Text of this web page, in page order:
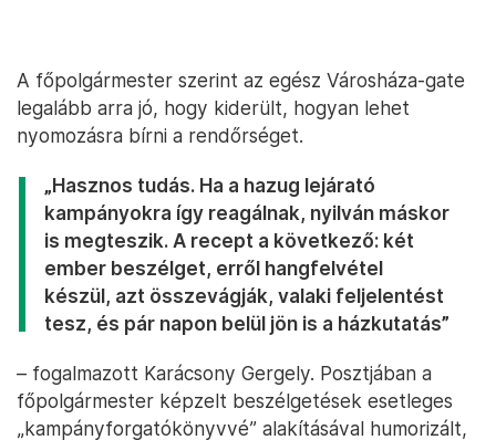
A főpolgármester szerint az egész Városháza-gate
legalább arra jó, hogy kiderült, hogyan lehet
nyomozásra bírni a rendőrséget.
„Hasznos tudás. Ha a hazug lejárató
kampányokra így reagálnak, nyilván máskor
is megteszik. A recept a következő: két
ember beszélget, erről hangfelvétel
készül, azt összevágják, valaki feljelentést
tesz, és pár napon belül jön is a házkutatás”
– fogalmazott Karácsony Gergely. Posztjában a
főpolgármester képzelt beszélgetések esetleges
„kampányforgatókönyvvé” alakításával humorizált,